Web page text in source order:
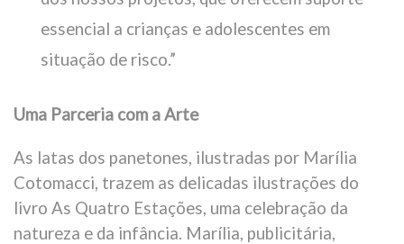
essencial a crianças e adolescentes em
situação de risco.”
Uma Parceria com a Arte
As latas dos panetones, ilustradas por Marília
Cotomacci, trazem as delicadas ilustrações do
livro As Quatro Estações, uma celebração da
natureza e da infância. Marília, publicitária,